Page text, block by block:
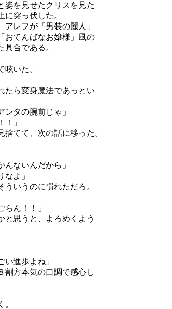
姿を見せたクリスを見た
突っ伏した。
レフが「男装の麗人」
おてんばなお嬢様」風の
合である。
いた。
たら変身魔法であっとい
ンタの腕前じゃ」
」
てて、次の話に移った。
んないんだから」
よ」
ういうのに慣れただろ。
らん！！」
思うと、よろめくよう
い進歩よね」
方本気の口調で感心し